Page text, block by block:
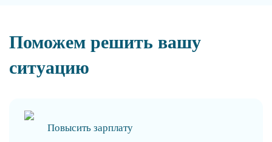
Поможем решить вашу
ситуацию
Повысить зарплату